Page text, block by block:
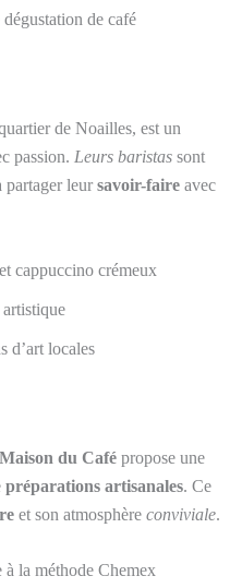
de café
de Noailles, est un
passion. Leurs baristas sont
partager leur savoir-faire avec
cappuccino crémeux
d’art locales
du Café propose une
préparations artisanales. Ce
et son atmosphère conviviale.
la méthode Chemex